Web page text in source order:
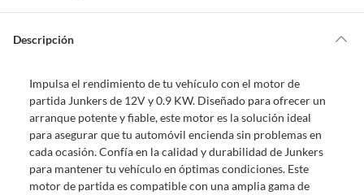
de la compra.
comprado por internet y que hay ciertas categorías que no tienen este
derecho:
Productos que, por su naturaleza, no puedan ser devueltos,
puedan deteriorarse o caducar con rapidez.
Confeccionados a la medida.
De uso personal.
Descripción
Impulsa el rendimiento de tu vehículo con el motor de
partida Junkers de 12V y 0.9 KW. Diseñado para ofrecer un
arranque potente y fiable, este motor es la solución ideal
para asegurar que tu automóvil encienda sin problemas en
cada ocasión. Confía en la calidad y durabilidad de Junkers
para mantener tu vehículo en óptimas condiciones. Este
motor de partida es compatible con una amplia gama de